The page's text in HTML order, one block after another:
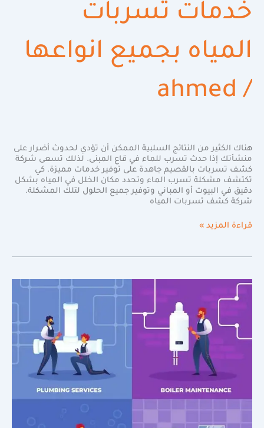
خدمات تسربات
المياه بجميع انواعها
/
ahmed
هناك الكثير من النتائج السلبية الممكن أن تؤدي لحدوث أضرار على
منشأتك إذا حدث تسرب للماء في قاع المبنى. لذلك تسعى شركة
كشف تسربات بالقصيم جاهدة على توفير خدمات مميزة. كي
تكتشف مشكلة تسرب الماء وتحدد مكان الخلل في المياه بشكل
دقيق في البيوت أو المباني وتوفير جميع الحلول لتلك المشكلة.
شركة كشف تسربات المياه
قراءة المزيد »
أفضل
شركة
المياه
دقة